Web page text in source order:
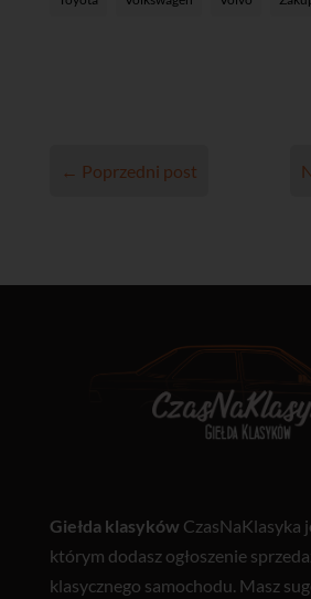
← Poprzedni post
Giełda klasyków CzasNaKlasyka
którym dodasz ogłoszenie
klasycznego samochodu. Masz